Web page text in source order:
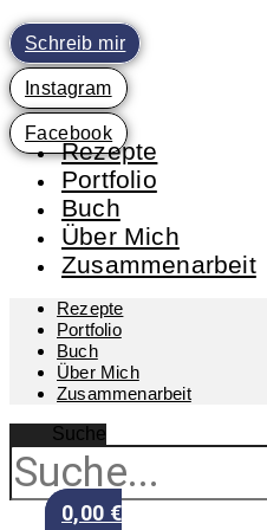
Zum
Inhalt
springen
Schreib mir
Instagram
Facebook
Rezepte
Portfolio
Buch
Über Mich
Zusammenarbeit
Rezepte
Portfolio
Buch
Über Mich
Zusammenarbeit
Suche
0,00 €